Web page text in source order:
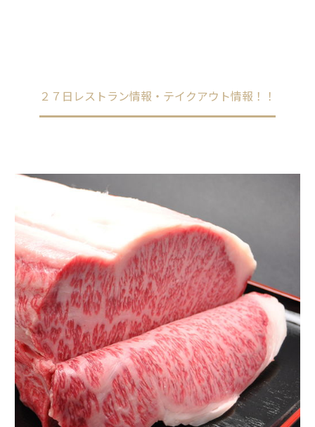
２７日レストラン情報・テイクアウト情報！！